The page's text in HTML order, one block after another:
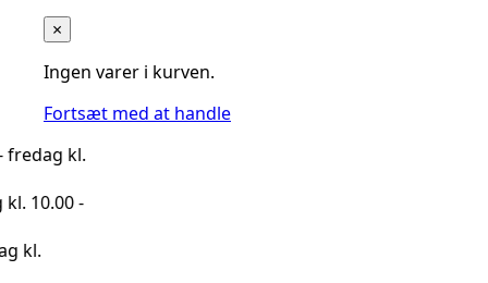
×
Ingen varer i kurven.
Fortsæt med at handle
kl.
-